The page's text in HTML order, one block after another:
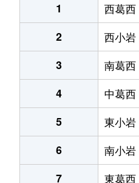
1
西葛西
2
西小岩
3
南葛西
4
中葛西
5
東小岩
6
南小岩
7
東葛西